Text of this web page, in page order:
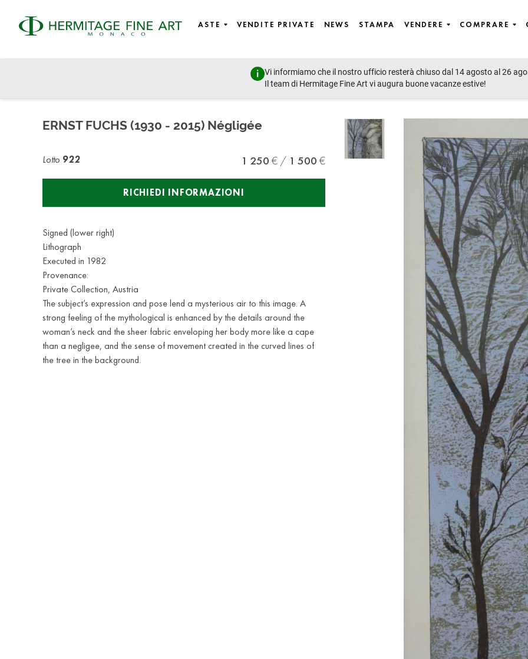
ASTE VENDITE PRIVATE NEWS STAMPA VENDERE COMPRARE
Vi informiamo che il nostro ufficio resterà chiuso dal 14 agosto al 26
Il team di Hermitage Fine Art vi augura buone vacanze estive!
ERNST FUCHS (1930 - 2015) Négligée
Lotto 922 1 250 1 500
RICHIEDI INFORMAZIONI
Signed (lower right)
Lithograph
Executed in 1982
Provenance:
Private Collection, Austria
The subject’s expression and pose lend a mysterious air to this image. A
strong feeling of the mythological is enhanced by the details around the
woman’s neck and the sheer fabric enveloping her body more like a cape
than a negligee, and the sense of movement created in the curved lines of
the tree in the background.